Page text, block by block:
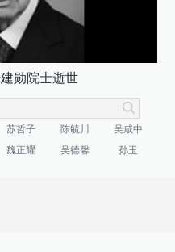
勋院士逝世
苏哲子 陈毓川
吴咸中
魏正耀 吴德馨 孙玉